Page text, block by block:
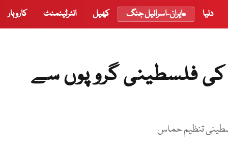
دنیا ایران-اسرائیل جنگ کھیل انٹرٹینمنٹ کاروبار
فلسطینی گروپوں سے
تنظیم حماس